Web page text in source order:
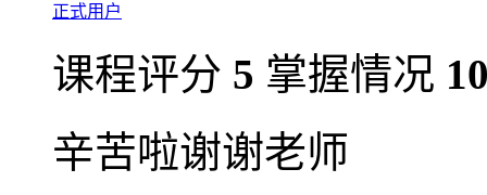
正式用户
课程评分 5 掌握情况
辛苦啦谢谢老师